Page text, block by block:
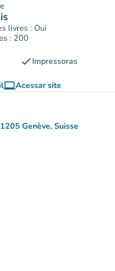
livres : Oui
: 200
checkImpressoras
computerAcessar site
(novo separador)
Genève, Suisse
no Google Maps)
separador)